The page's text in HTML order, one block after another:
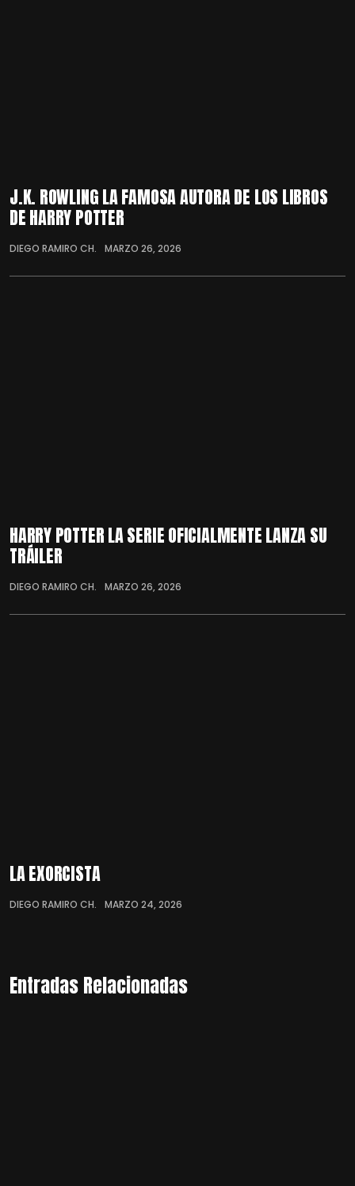
J.K. ROWLING LA FAMOSA AUTORA DE LOS LIBROS
DE HARRY POTTER
DIEGO RAMIRO CH. MARZO 26, 2026
HARRY POTTER LA SERIE OFICIALMENTE LANZA SU
TRÁILER
DIEGO RAMIRO CH. MARZO 26, 2026
LA EXORCISTA
DIEGO RAMIRO CH. MARZO 24, 2026
Entradas Relacionadas